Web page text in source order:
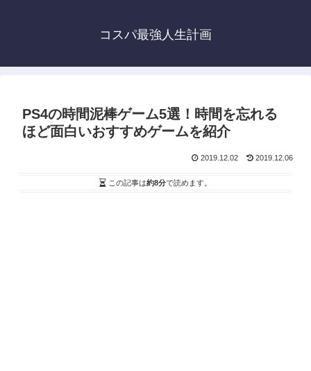
コスパ最強人生計画
PS4の時間泥棒ゲーム5選！時間を忘れる
ほど面白いおすすめゲームを紹介
2019.12.02 2019.12.06
この記事は約8分で読めます。